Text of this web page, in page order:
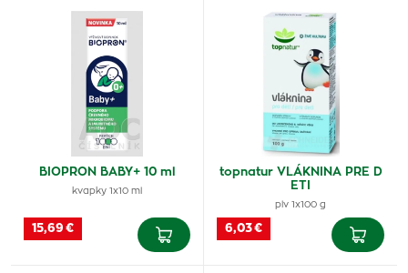
BIOPRON BABY+ 10 ml
kvapky 1x10 ml
15,69 €
topnatur VLÁKNINA PRE D
ETI
plv 1x100 g
6,03 €